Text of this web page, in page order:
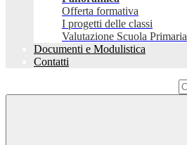
Offerta formativa
I progetti delle classi
Valutazione Scuola Primaria
Documenti e Modulistica
Contatti